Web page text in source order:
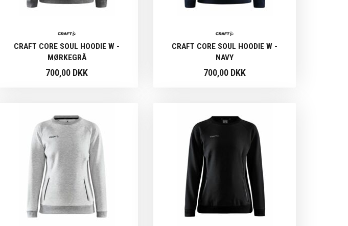
CRAFT CORE SOUL HOODIE W -
MØRKEGRÅ
700,00 DKK
CRAFT CORE SOUL HOODIE W -
NAVY
700,00 DKK